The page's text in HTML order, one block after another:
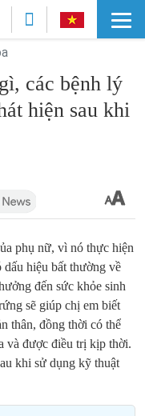
các bệnh lý
hiện sau khi
phụ nữ, vì nó thực hiện
dấu hiệu bất thường về
đến sức khỏe sinh
sẽ giúp chị em biết
thân, đồng thời có thể
và được điều trị kịp thời.
khi sử dụng kỹ thuật